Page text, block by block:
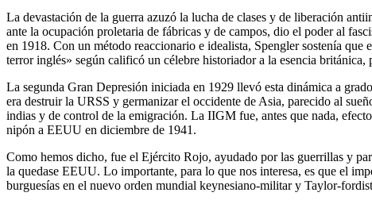
La devastación de la guerra azuzó la lucha de clases y de liberación
ante la ocupación proletaria de fábricas y de campos, dio el poder al
en 1918. Con un método reaccionario e idealista, Spengler sostenía
terror inglés» según calificó un célebre historiador a la esencia
La segunda Gran Depresión iniciada en 1929 llevó esta dinámica a
era destruir la URSS y germanizar el occidente de Asia, parecido al
indias y de control de la emigración. La IIGM fue, antes que nada,
nipón a EEUU en diciembre de 1941.
Como hemos dicho, fue el Ejército Rojo, ayudado por las guerrillas y
la quedase EEUU. Lo importante, para lo que nos interesa, es que el
burguesías en el nuevo orden mundial keynesiano-militar y Taylor-